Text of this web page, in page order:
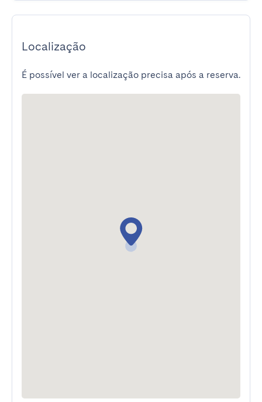
Localização
É possível ver a localização precisa após a reserva.